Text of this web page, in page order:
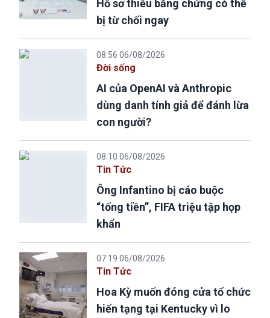
Hồ sơ thiếu bằng chứng có thể
bị từ chối ngay
08:56 06/08/2026
Đời sống
AI của OpenAI và Anthropic
dùng danh tính giả để đánh lừa
con người?
08:10 06/08/2026
Tin Tức
Ông Infantino bị cáo buộc
“tống tiền”, FIFA triệu tập họp
khẩn
07:19 06/08/2026
Tin Tức
Hoa Kỳ muốn đóng cửa tổ chức
hiến tạng tại Kentucky vì lo